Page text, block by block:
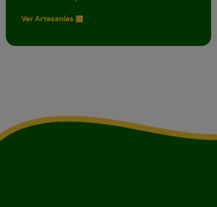
Ver Artesanías